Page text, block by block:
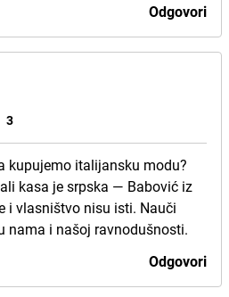
Odgovori
3
kupujemo italijansku modu?
kasa je srpska — Babović iz
i vlasništvo nisu isti. Nauči
nama i našoj ravnodušnosti.
Odgovori